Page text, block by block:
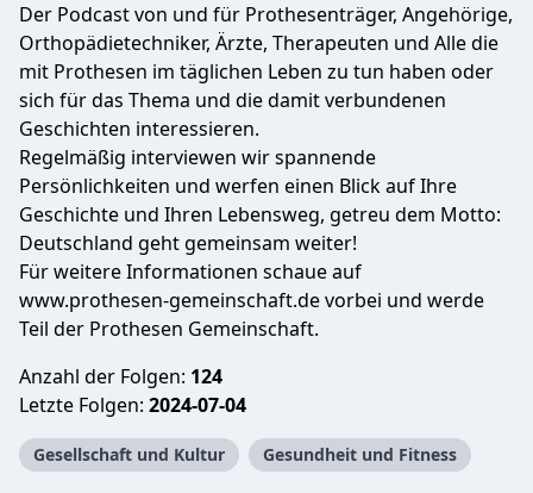
Der Podcast von und für Prothesenträger, Angehörige,
Orthopädietechniker, Ärzte, Therapeuten und Alle die
mit Prothesen im täglichen Leben zu tun haben oder
sich für das Thema und die damit verbundenen
Geschichten interessieren.
Regelmäßig interviewen wir spannende
Persönlichkeiten und werfen einen Blick auf Ihre
Geschichte und Ihren Lebensweg, getreu dem Motto:
Deutschland geht gemeinsam weiter!
Für weitere Informationen schaue auf
www.prothesen-gemeinschaft.de vorbei und werde
Teil der Prothesen Gemeinschaft.
Anzahl der Folgen: 124
Letzte Folgen: 2024-07-04
Gesellschaft und Kultur Gesundheit und Fitness